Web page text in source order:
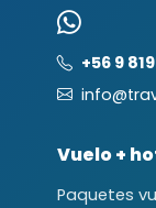
+56 9
Vuelo +
Paquetes